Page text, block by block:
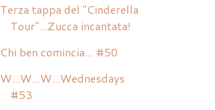
Terza tappa del "Cinderella
Tour"...Zucca incantata!
Chi ben comincia... #50
W...W...W...Wednesdays
#53